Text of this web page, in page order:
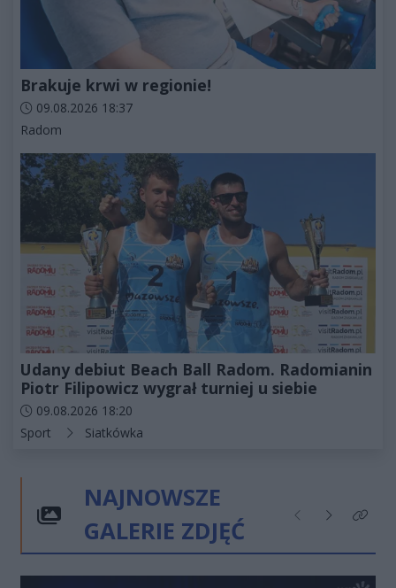
Brakuje krwi w regionie!
Data dodania artykułu:
09.08.2026 18:37
Kategorie artykułu:
Radom
Udany debiut Beach Ball Radom. Radomianin
Piotr Filipowicz wygrał turniej u siebie
Data dodania artykułu:
09.08.2026 18:20
Kategorie artykułu:
Sport Siatkówka
NAJNOWSZE
GALERIE ZDJĘĆ
Poprzednie
NastępneKliknij